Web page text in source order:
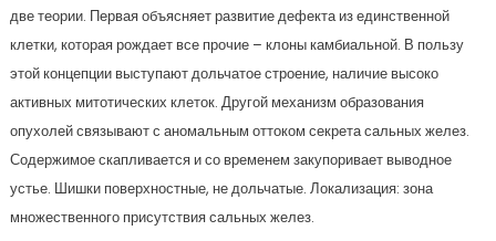
две теории. Первая объясняет развитие дефекта из единственной
клетки, которая рождает все прочие – клоны камбиальной. В пользу
этой концепции выступают дольчатое строение, наличие высоко
активных митотических клеток. Другой механизм образования
опухолей связывают с аномальным оттоком секрета сальных желез.
Содержимое скапливается и со временем закупоривает выводное
устье. Шишки поверхностные, не дольчатые. Локализация: зона
множественного присутствия сальных желез.